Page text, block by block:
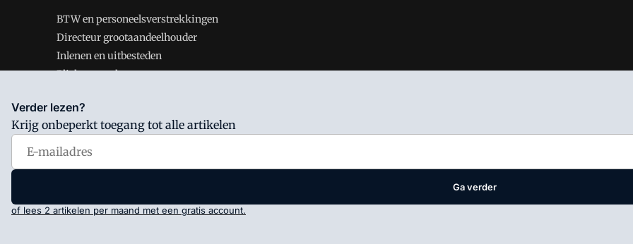
BTW en personeelsverstrekkingen
Directeur grootaandeelhouder
Inlenen en uitbesteden
Plichten werkgever
Salarisnet is onderdeel van VMN media. Lees inons manifestwaar VMN media voor staat. Op gebruik van deze site zijn de
Voorwaarden
Verder lezen?
Krijg onbeperkt toegang tot alle artikelen
Ga verder
of lees 2 artikelen per maand met een gratis account.